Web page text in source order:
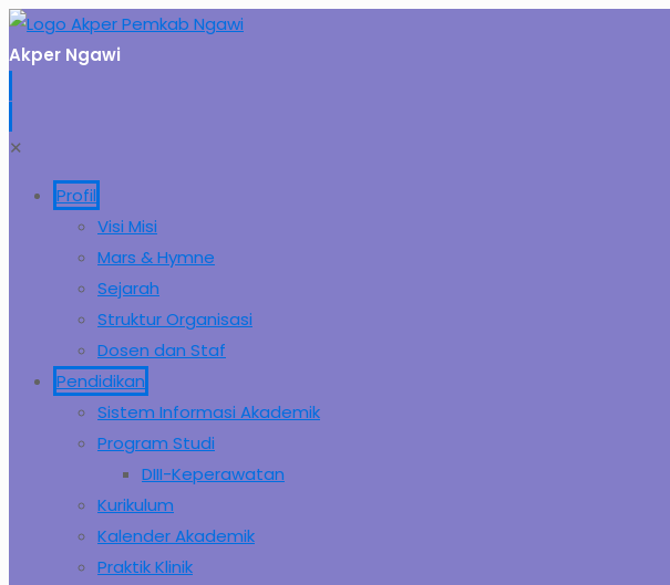
Akper Ngawi
✕
Profil
Visi Misi
Mars & Hymne
Sejarah
Struktur Organisasi
Dosen dan Staf
Pendidikan
Sistem Informasi Akademik
Program Studi
DIII-Keperawatan
Kurikulum
Kalender Akademik
Praktik Klinik